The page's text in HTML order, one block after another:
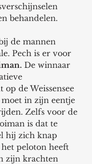
behandelen.
de mannen
Pech is er voor
De winnaar
op de Weissensee
moet in zijn eentje
Zelfs voor de
is dat te
hij zich knap
peloton heeft
zijn krachten